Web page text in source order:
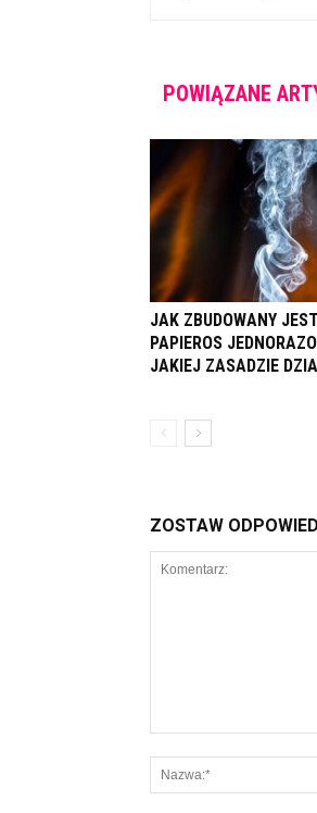
POWIĄZANE
JAK ZBUDOWANY
PAPIEROS
JAKIEJ ZASADZIE
ZOSTAW